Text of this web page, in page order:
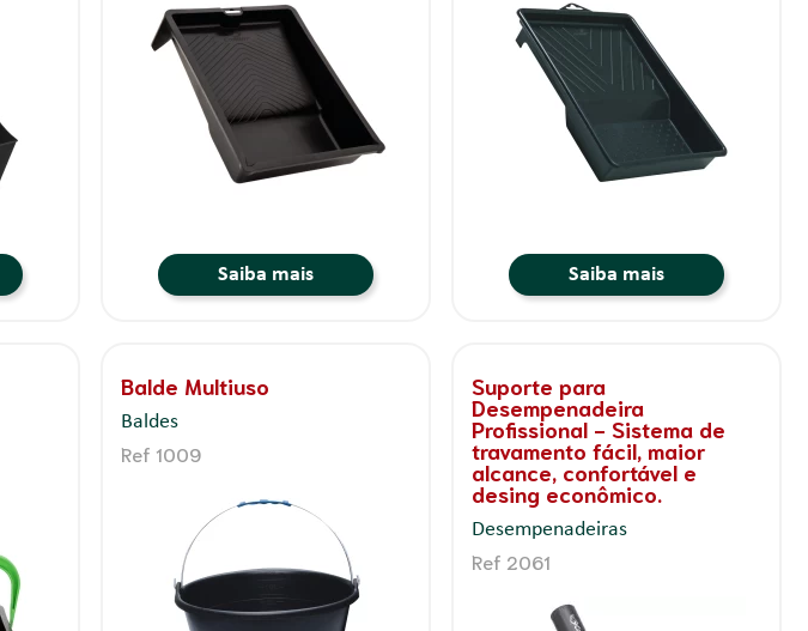
Saiba mais Saiba mais
Balde Multiuso
Baldes
Ref 1009
Suporte para
Desempenadeira
Profissional - Sistema de
travamento fácil, maior
alcance, confortável e
desing econômico.
Desempenadeiras
Ref 2061